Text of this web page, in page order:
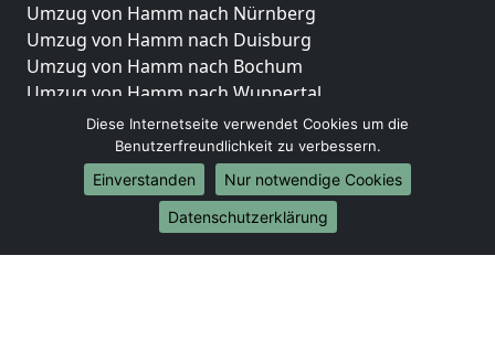
Umzug von Hamm nach Nürnberg
Umzug von Hamm nach Duisburg
Umzug von Hamm nach Bochum
Umzug von Hamm nach Wuppertal
Umzug von Hamm nach Bielefeld
Umzug von Hamm nach Bonn
Umzug von Hamm nach Münster
Internationale-Umzüge
Umzug von Hamm nach Brasilien
Diese Internetseite verwendet Cookies um die
Benutzerfreundlichkeit zu verbessern.
Einverstanden
Nur notwendige Cookies
Datenschutzerklärung